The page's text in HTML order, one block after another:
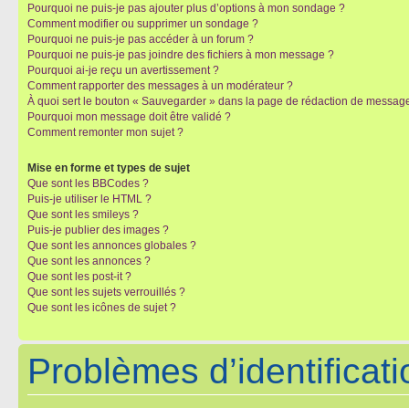
Pourquoi ne puis-je pas ajouter plus d’options à mon sondage ?
Comment modifier ou supprimer un sondage ?
Pourquoi ne puis-je pas accéder à un forum ?
Pourquoi ne puis-je pas joindre des fichiers à mon message ?
Pourquoi ai-je reçu un avertissement ?
Comment rapporter des messages à un modérateur ?
À quoi sert le bouton « Sauvegarder » dans la page de rédaction de
Pourquoi mon message doit être validé ?
Comment remonter mon sujet ?
Mise en forme et types de sujet
Que sont les BBCodes ?
Puis-je utiliser le HTML ?
Que sont les smileys ?
Puis-je publier des images ?
Que sont les annonces globales ?
Que sont les annonces ?
Que sont les post-it ?
Que sont les sujets verrouillés ?
Que sont les icônes de sujet ?
Problèmes